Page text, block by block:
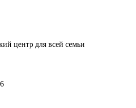
центр для всей семьи